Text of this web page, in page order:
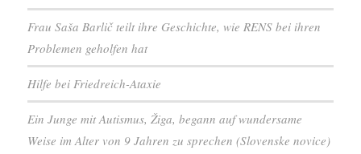
Frau Saša Barlič teilt ihre Geschichte, wie RENS bei ihren
Problemen geholfen hat
Hilfe bei Friedreich-Ataxie
Ein Junge mit Autismus, Žiga, begann auf wundersame
Weise im Alter von 9 Jahren zu sprechen (Slovenske novice)